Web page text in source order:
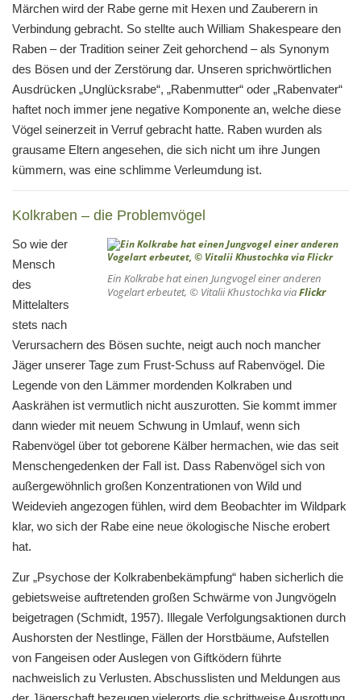
Märchen wird der Rabe gerne mit Hexen und Zauberern in
Verbindung gebracht. So stellte auch William Shakespeare den
Raben – der Tradition seiner Zeit gehorchend – als Synonym
des Bösen und der Zerstörung dar. Unseren sprichwörtlichen
Ausdrücken „Unglücksrabe“, „Rabenmutter“ oder „Rabenvater“
haftet noch immer jene negative Komponente an, welche diese
Vögel seinerzeit in Verruf gebracht hatte. Raben wurden als
grausame Eltern angesehen, die sich nicht um ihre Jungen
kümmern, was eine schlimme Verleumdung ist.
Kolkraben – die Problemvögel
Ein Kolkrabe hat einen Jungvogel einer anderen
Vogelart erbeutet, © Vitalii Khustochka viaFlickr
So wie der
Mensch
des
Mittelalters
stets nach
Verursachern des Bösen suchte, neigt auch noch mancher
Jäger unserer Tage zum Frust-Schuss auf Rabenvögel. Die
Legende von den Lämmer mordenden Kolkraben und
Aaskrähen ist vermutlich nicht auszurotten. Sie kommt immer
dann wieder mit neuem Schwung in Umlauf, wenn sich
Rabenvögel über tot geborene Kälber hermachen, wie das seit
Menschengedenken der Fall ist. Dass Rabenvögel sich von
außergewöhnlich großen Konzentrationen von Wild und
Weidevieh angezogen fühlen, wird dem Beobachter im Wildpark
klar, wo sich der Rabe eine neue ökologische Nische erobert
hat.
Zur „Psychose der Kolkrabenbekämpfung“ haben sicherlich die
gebietsweise auftretenden großen Schwärme von Jungvögeln
beigetragen (Schmidt, 1957). Illegale Verfolgungsaktionen durch
Aushorsten der Nestlinge, Fällen der Horstbäume, Aufstellen
von Fangeisen oder Auslegen von Giftködern führte
nachweislich zu Verlusten. Abschusslisten und Meldungen aus